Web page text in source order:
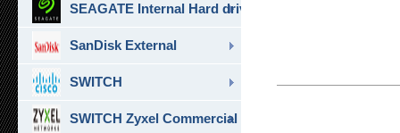
SEAGATE Internal Hard drive
SanDisk External
SWITCH
SWITCH Zyxel Commercial